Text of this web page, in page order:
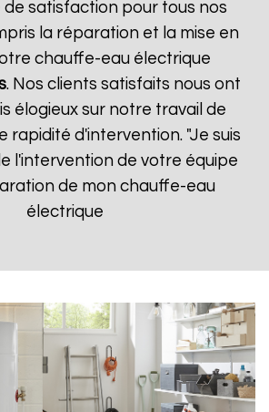
satisfaction pour tous nos
la réparation et la mise en
chauffe-eau électrique
. Nos clients satisfaits nous ont
élogieux sur notre travail de
rapidité d'intervention. "Je suis
l'intervention de votre équipe
de mon chauffe-eau
électrique